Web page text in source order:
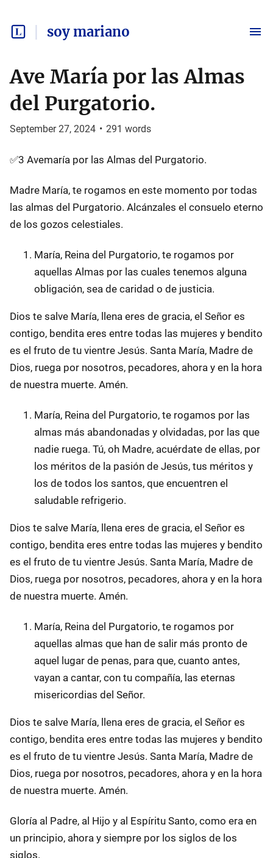
soy mariano
Ave María por las Almas
del Purgatorio.
September 27, 2024 • 291 words
✅3 Avemaría por las Almas del Purgatorio.
Madre María, te rogamos en este momento por todas
las almas del Purgatorio. Alcánzales el consuelo eterno
de los gozos celestiales.
María, Reina del Purgatorio, te rogamos por
aquellas Almas por las cuales tenemos alguna
obligación, sea de caridad o de justicia.
Dios te salve María, llena eres de gracia, el Señor es
contigo, bendita eres entre todas las mujeres y bendito
es el fruto de tu vientre Jesús. Santa María, Madre de
Dios, ruega por nosotros, pecadores, ahora y en la hora
de nuestra muerte. Amén.
María, Reina del Purgatorio, te rogamos por las
almas más abandonadas y olvidadas, por las que
nadie ruega. Tú, oh Madre, acuérdate de ellas, por
los méritos de la pasión de Jesús, tus méritos y
los de todos los santos, que encuentren el
saludable refrigerio.
Dios te salve María, llena eres de gracia, el Señor es
contigo, bendita eres entre todas las mujeres y bendito
es el fruto de tu vientre Jesús. Santa María, Madre de
Dios, ruega por nosotros, pecadores, ahora y en la hora
de nuestra muerte. Amén.
María, Reina del Purgatorio, te rogamos por
aquellas almas que han de salir más pronto de
aquel lugar de penas, para que, cuanto antes,
vayan a cantar, con tu compañía, las eternas
misericordias del Señor.
Dios te salve María, llena eres de gracia, el Señor es
contigo, bendita eres entre todas las mujeres y bendito
es el fruto de tu vientre Jesús. Santa María, Madre de
Dios, ruega por nosotros, pecadores, ahora y en la hora
de nuestra muerte. Amén.
Gloría al Padre, al Hijo y al Espíritu Santo, como era en
un principio, ahora y siempre por los siglos de los
siglos.